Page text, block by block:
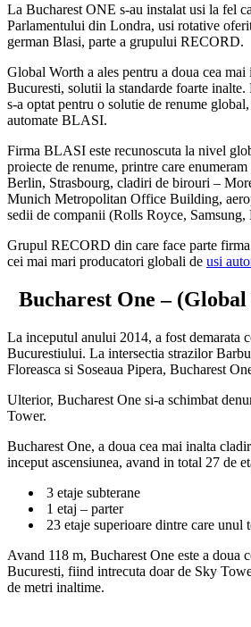
La Bucharest ONE s-au instalat usi la fel
Parlamentului din Londra, usi rotative
german Blasi, parte a grupului RECORD.
Global Worth a ales pentru a doua cea
Bucuresti, solutii la standarde foarte inalte.
s-a optat pentru o solutie de renume
automate BLASI.
Firma BLASI este recunoscuta la nivel
proiecte de renume, printre care
Berlin, Strasbourg, cladiri de birouri –
Munich Metropolitan Office Building,
sedii de companii (Rolls Royce, Samsung,
Grupul RECORD din care face parte
cei mai mari producatori globali de usi
Bucharest One –
La inceputul anului 2014, a fost demarata
Bucurestiului. La intersectia strazilor
Floreasca si Soseaua Pipera, Bucharest
Ulterior, Bucharest One si-a schimbat
Tower.
Bucharest One, a doua cea mai inalta
inceput ascensiunea, avand in total 27 de
3 etaje subterane
1 etaj – parter
23 etaje superioare dintre care unul
Avand 118 m, Bucharest One este a doua
Bucuresti, fiind intrecuta doar de Sky
de metri inaltime.